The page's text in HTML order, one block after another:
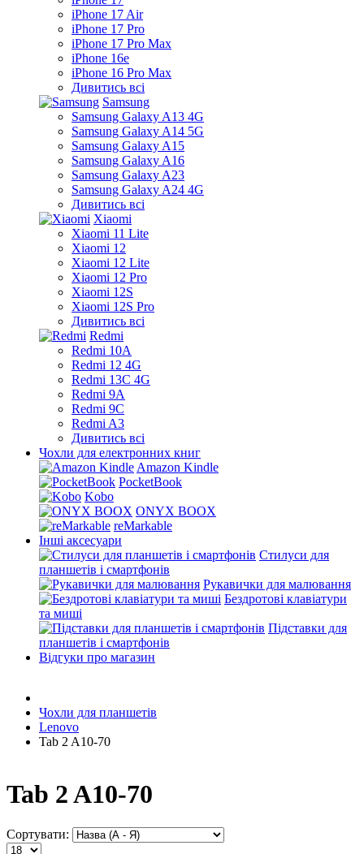
iPhone 17 Air
iPhone 17 Pro
iPhone 17 Pro Max
iPhone 16e
iPhone 16 Pro Max
Дивитись всі
Samsung
Samsung Galaxy A13 4G
Samsung Galaxy A14 5G
Samsung Galaxy A15
Samsung Galaxy A16
Samsung Galaxy A23
Samsung Galaxy A24 4G
Дивитись всі
Xiaomi
Xiaomi 11 Lite
Xiaomi 12
Xiaomi 12 Lite
Xiaomi 12 Pro
Xiaomi 12S
Xiaomi 12S Pro
Дивитись всі
Redmi
Redmi 10A
Redmi 12 4G
Redmi 13C 4G
Redmi 9A
Redmi 9C
Redmi A3
Дивитись всі
Чохли для електронних книг
Amazon Kindle
PocketBook
Kobo
ONYX BOOX
reMarkable
Інші аксесуари
Стилуси для
планшетів і смартфонів
Рукавички для малювання
Бездротові клавіатури
та миші
Підставки для
планшетів і смартфонів
Відгуки про магазин
Чохли для планшетів
Lenovo
Tab 2 A10-70
Tab 2 A10-70
Сортувати: